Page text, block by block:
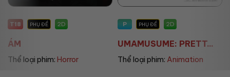
P PHỤ ĐỀ 2D
UMAMUSUME: PRETT...
Thể loại phim:Animation
PHỤ ĐỀ/LỒNG TIẾNG
THE LAND OF SOME...
Thể loại phim:Animation